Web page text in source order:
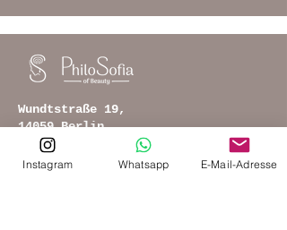
Wundtstraße 19,
14059 Berlin
philosofiaofbeauty(at)gmail.com
+49 155 60180244
Instagram Whatsapp E-Mail-Adresse